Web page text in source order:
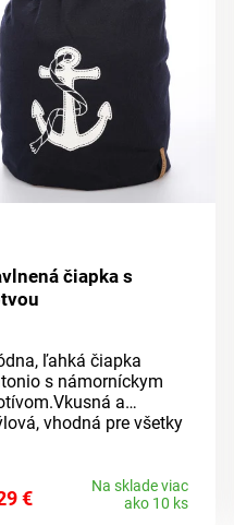
čiapka s
ľahká čiapka
s námorníckym
a
vhodná pre všetky
(dámska i pánska)
€
Na sklade viac
ako 10 ks